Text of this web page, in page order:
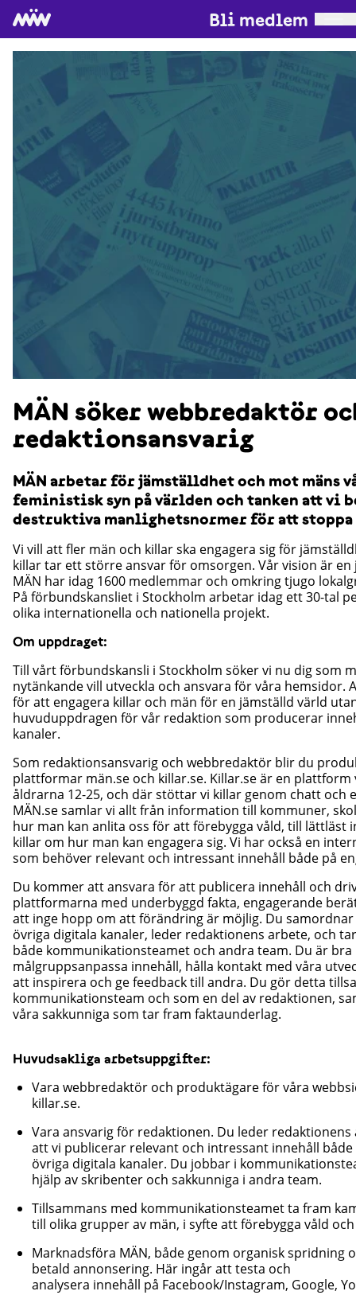
Bli medlem
MÄN söker webbredaktör
redaktionsansvarig
MÄN arbetar för jämställdhet och mot mäns
feministisk syn på världen och tanken att vi
destruktiva manlighetsnormer för att stoppa
Vi vill att fler män och killar ska engagera sig för
killar tar ett större ansvar för omsorgen. Vår vision är
MÄN har idag 1600 medlemmar och omkring tjugo
På förbundskansliet i Stockholm arbetar idag ett 30-tal
olika internationella och nationella projekt.
Om uppdraget:
Till vårt förbundskansli i Stockholm söker vi nu dig som
nytänkande vill utveckla och ansvara för våra hemsidor.
för att engagera killar och män för en jämställd värld
huvuduppdragen för vår redaktion som producerar
kanaler.
Som redaktionsansvarig och webbredaktör blir du
plattformar män.se och killar.se. Killar.se är en
åldrarna 12-25, och där stöttar vi killar genom chatt och
MÄN.se samlar vi allt från information till kommuner,
hur man kan anlita oss för att förebygga våld, till lättläst
killar om hur man kan engagera sig. Vi har också en
som behöver relevant och intressant innehåll både på
Du kommer att ansvara för att publicera innehåll och
plattformarna med underbyggd fakta, engagerande
att inge hopp om att förändring är möjlig. Du
övriga digitala kanaler, leder redaktionens arbete, och
både kommunikationsteamet och andra team. Du är bra
målgruppsanpassa innehåll, hålla kontakt med våra
att inspirera och ge feedback till andra. Du gör detta
kommunikationsteam och som en del av redaktionen,
våra sakkunniga som tar fram faktaunderlag.
Huvudsakliga arbetsuppgifter:
Vara webbredaktör och produktägare för våra
killar.se.
Vara ansvarig för redaktionen. Du leder
att vi publicerar relevant och intressant innehåll
övriga digitala kanaler. Du jobbar i
hjälp av skribenter och sakkunniga i andra team.
Tillsammans med kommunikationsteamet ta fram
till olika grupper av män, i syfte att förebygga våld
Marknadsföra MÄN, både genom organisk spridning
betald annonsering. Här ingår att testa och
analysera innehåll på Facebook/Instagram, Google,